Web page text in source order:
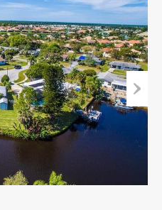
Next